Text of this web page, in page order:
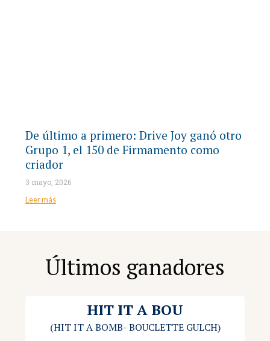
De último a primero: Drive Joy ganó otro
Grupo 1, el 150 de Firmamento como
criador
3 mayo, 2026
Leer más
Últimos ganadores
HIT IT A BOU
(HIT IT A BOMB- BOUCLETTE GULCH)